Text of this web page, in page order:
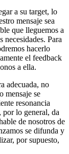
a su target, lo
mensaje sea
que lleguemos a
Para
hacerlo
el feedback
a ella.
adecuada, no
mensaje se
resonancia
por lo general, da
de nosotros de
se difunda y
por supuesto,